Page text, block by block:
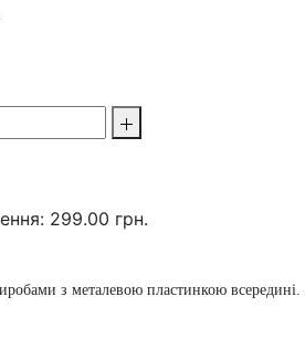
299.00 грн.
з металевою пластинкою всередині.